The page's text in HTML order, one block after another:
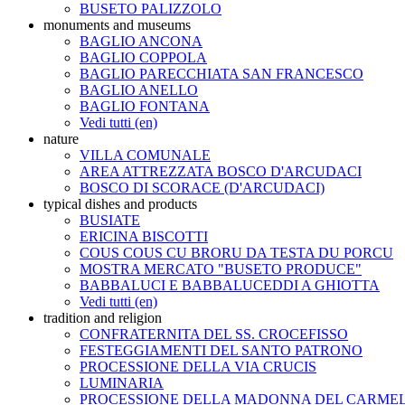
BUSETO PALIZZOLO
monuments and museums
BAGLIO ANCONA
BAGLIO COPPOLA
BAGLIO PARECCHIATA SAN FRANCESCO
BAGLIO ANELLO
BAGLIO FONTANA
Vedi tutti (en)
nature
VILLA COMUNALE
AREA ATTREZZATA BOSCO D'ARCUDACI
BOSCO DI SCORACE (D'ARCUDACI)
typical dishes and products
BUSIATE
ERICINA BISCOTTI
COUS COUS CU BRORU DA TESTA DU PORCU
MOSTRA MERCATO "BUSETO PRODUCE"
BABBALUCI E BABBALUCEDDI A GHIOTTA
Vedi tutti (en)
tradition and religion
CONFRATERNITA DEL SS. CROCEFISSO
FESTEGGIAMENTI DEL SANTO PATRONO
PROCESSIONE DELLA VIA CRUCIS
LUMINARIA
PROCESSIONE DELLA MADONNA DEL